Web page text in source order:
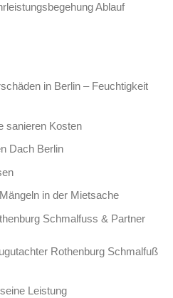
Ablauf
in Berlin – Feuchtigkeit
sanieren Kosten
Dach Berlin
in der Mietsache
Schmalfuss & Partner
Rothenburg Schmalfuß
Leistung